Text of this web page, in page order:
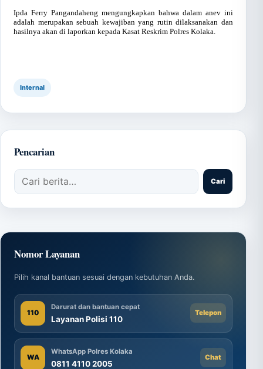
Ipda Ferry Pangandaheng mengungkapkan bahwa dalam anev ini
adalah merupakan sebuah kewajiban yang rutin dilaksanakan dan
hasilnya akan di laporkan kepada Kasat Reskrim Polres Kolaka.
Internal
Pencarian
Cari artikel Cari
Nomor Layanan
Pilih kanal bantuan sesuai dengan kebutuhan Anda.
110
Darurat dan bantuan cepat
Layanan Polisi 110
Telepon
WA
WhatsApp Polres Kolaka
0811 4110 2005
Chat